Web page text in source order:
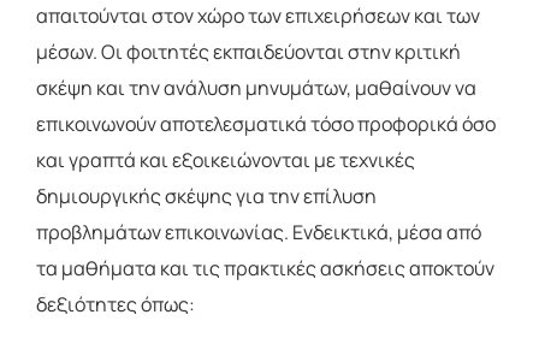
απαιτούνται στον χώρο των επιχειρήσεων και των
μέσων. Οι φοιτητές εκπαιδεύονται στην κριτική
σκέψη και την ανάλυση μηνυμάτων, μαθαίνουν να
επικοινωνούν αποτελεσματικά τόσο προφορικά όσο
και γραπτά και εξοικειώνονται με τεχνικές
δημιουργικής σκέψης για την επίλυση
προβλημάτων επικοινωνίας. Ενδεικτικά, μέσα από
τα μαθήματα και τις πρακτικές ασκήσεις αποκτούν
δεξιότητες όπως: